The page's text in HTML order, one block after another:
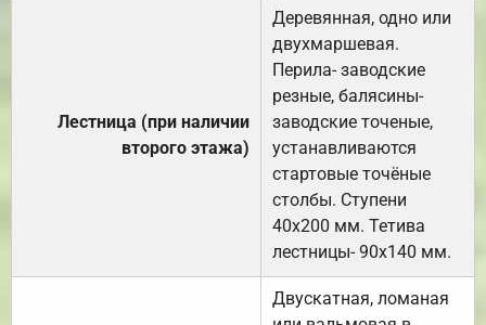
Лестница (при наличии
второго этажа)
Деревянная, одно или
двухмаршевая.
Перила- заводские
резные, балясины-
заводские точеные,
устанавливаются
стартовые точёные
столбы. Ступени
40х200 мм. Тетива
лестницы- 90х140 мм.
Двускатная, ломаная